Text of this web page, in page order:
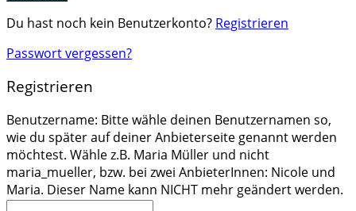
Du hast noch kein Benutzerkonto? Registrieren
Passwort vergessen?
Registrieren
Benutzername: Bitte wähle deinen Benutzernamen so,
wie du später auf deiner Anbieterseite genannt werden
möchtest. Wähle z.B. Maria Müller und nicht
maria_mueller, bzw. bei zwei AnbieterInnen: Nicole und
Maria. Dieser Name kann NICHT mehr geändert werden.